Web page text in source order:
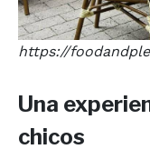
https://
Una
chicos